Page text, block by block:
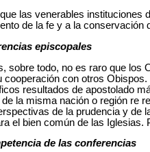
las venerables
de la fe y a la
episcopales
sobre todo, no es raro que
con otros
resultados de apostolado
la misma nación o región re
de la prudencia y de
el bien común de las
de las conferencias